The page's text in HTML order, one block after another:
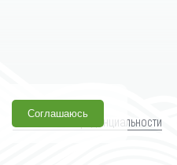
Политика конфиденциальности
Соглашаюсь